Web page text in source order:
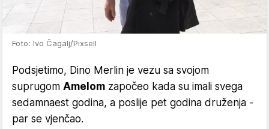
Foto: Ivo Čagalj/Pixsell
Podsjetimo, Dino Merlin je vezu sa svojom
suprugom Amelom započeo kada su imali svega
sedamnaest godina, a poslije pet godina druženja -
par se vjenčao.